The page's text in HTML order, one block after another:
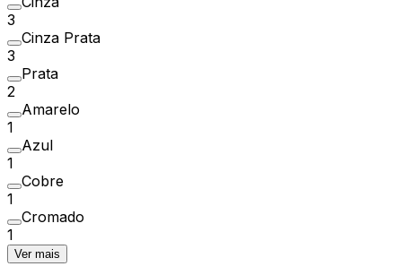
3
Cinza Prata
3
Prata
2
Amarelo
1
Azul
1
Cobre
1
Cromado
1
Ver mais